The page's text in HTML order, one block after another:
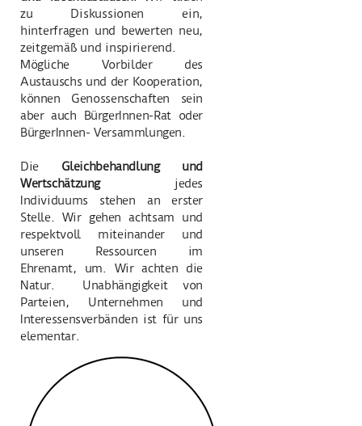
zu Diskussionen ein,
hinterfragen und bewerten neu,
zeitgemäß und inspirierend.
Mögliche Vorbilder des
Austauschs und der Kooperation,
können Genossenschaften sein
aber auch BürgerInnen-Rat oder
BürgerInnen- Versammlungen.
Die Gleichbehandlung und
Wertschätzungjedes
Individuums stehen an erster
Stelle. Wir gehen achtsam und
respektvoll miteinander und
unseren Ressourcen im
Ehrenamt, um. Wir achten die
Natur. Unabhängigkeit von
Parteien, Unternehmen und
Interessensverbänden ist für uns
elementar.